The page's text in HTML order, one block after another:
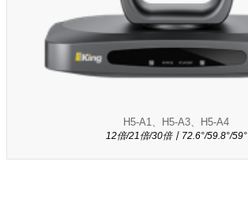
H5-A1、H5-A3、H5-A4
12倍/21倍/30倍丨72.6°/59.8°/59°